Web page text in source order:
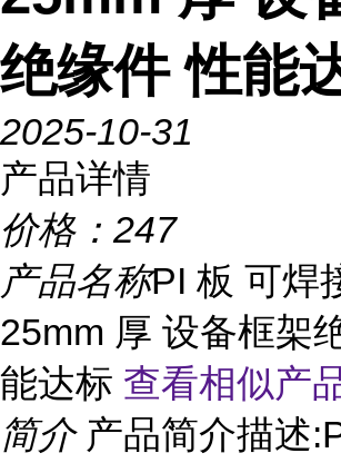
绝缘件 性能
2025-10-31
产品详情
价格： 247
产品名称PI 板 可焊
25mm 厚 设备框架
能达标 查看相似产
简介 产品简介描述